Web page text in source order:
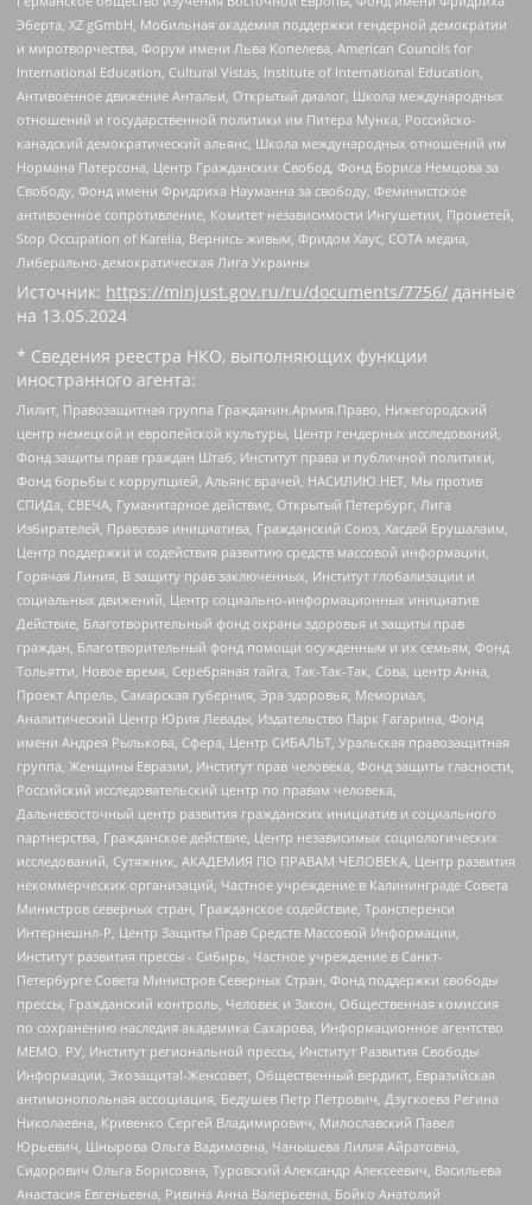
Эберта, XZ gGmbH, Мобильная академия поддержки гендерной демократии
и миротворчества, Форум имени Льва Копелева, American Councils for
International Education, Cultural Vistas, Institute of International Education,
Антивоенное движение Антальи, Открытый диалог, Школа международных
отношений и государственной политики им Питера Мунка, Российско-
канадский демократический альянс, Школа международных отношений им
Нормана Патерсона, Центр Гражданских Свобод, Фонд Бориса Немцова за
Свободу, Фонд имени Фридриха Науманна за свободу, Феминистское
антивоенное сопротивление, Комитет независимости Ингушетии, Прометей,
Stop Occupation of Karelia, Вернись живым, Фридом Хаус, СОТА медиа,
Либерально-демократическая Лига Украины
Источник: https://minjust.gov.ru/ru/documents/7756/ данные
на 13.05.2024
* Сведения реестра НКО, выполняющих функции
иностранного агента:
Лилит, Правозащитная группа Гражданин.Армия.Право, Нижегородский
центр немецкой и европейской культуры, Центр гендерных исследований,
Фонд защиты прав граждан Штаб, Институт права и публичной политики,
Фонд борьбы с коррупцией, Альянс врачей, НАСИЛИЮ.НЕТ, Мы против
СПИДа, СВЕЧА, Гуманитарное действие, Открытый Петербург, Лига
Избирателей, Правовая инициатива, Гражданский Союз, Хасдей Ерушалаим,
Центр поддержки и содействия развитию средств массовой информации,
Горячая Линия, В защиту прав заключенных, Институт глобализации и
социальных движений, Центр социально-информационных инициатив
Действие, Благотворительный фонд охраны здоровья и защиты прав
граждан, Благотворительный фонд помощи осужденным и их семьям, Фонд
Тольятти, Новое время, Серебряная тайга, Так-Так-Так, Сова, центр Анна,
Проект Апрель, Самарская губерния, Эра здоровья, Мемориал,
Аналитический Центр Юрия Левады, Издательство Парк Гагарина, Фонд
имени Андрея Рылькова, Сфера, Центр СИБАЛЬТ, Уральская правозащитная
группа, Женщины Евразии, Институт прав человека, Фонд защиты гласности,
Российский исследовательский центр по правам человека,
Дальневосточный центр развития гражданских инициатив и социального
партнерства, Гражданское действие, Центр независимых социологических
исследований, Сутяжник, АКАДЕМИЯ ПО ПРАВАМ ЧЕЛОВЕКА, Центр развития
некоммерческих организаций, Частное учреждение в Калининграде Совета
Министров северных стран, Гражданское содействие, Трансперенси
Интернешнл-Р, Центр Защиты Прав Средств Массовой Информации,
Институт развития прессы - Сибирь, Частное учреждение в Санкт-
Петербурге Совета Министров Северных Стран, Фонд поддержки свободы
прессы, Гражданский контроль, Человек и Закон, Общественная комиссия
по сохранению наследия академика Сахарова, Информационное агентство
МЕМО. РУ, Институт региональной прессы, Институт Развития Свободы
Информации, Экозащита!-Женсовет, Общественный вердикт, Евразийская
антимонопольная ассоциация, Бедушев Петр Петрович, Дзугкоева Регина
Николаевна, Кривенко Сергей Владимирович, Милославский Павел
Юрьевич, Шнырова Ольга Вадимовна, Чанышева Лилия Айратовна,
Сидорович Ольга Борисовна, Туровский Александр Алексеевич, Васильева
Анастасия Евгеньевна, Ривина Анна Валерьевна, Бойко Анатолий